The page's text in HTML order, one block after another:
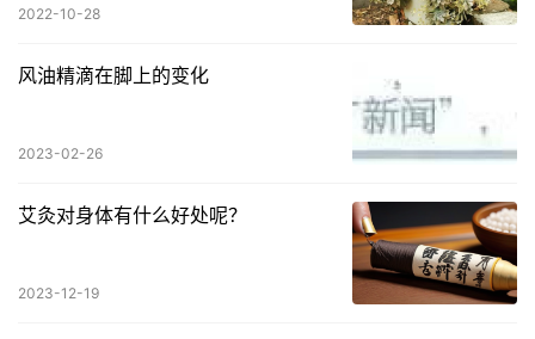
2022-10-28
风油精滴在脚上的变化
2023-02-26
艾灸对身体有什么好处呢？
2023-12-19